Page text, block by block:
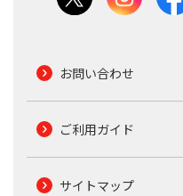
お問い合わせ
ご利用ガイド
サイトマップ